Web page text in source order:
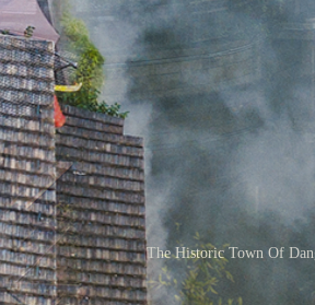
The Historic Town Of